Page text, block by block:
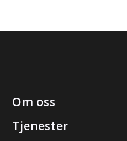
Om oss
Tjenester